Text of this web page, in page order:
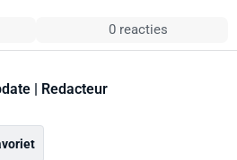
0 reacties
| Redacteur